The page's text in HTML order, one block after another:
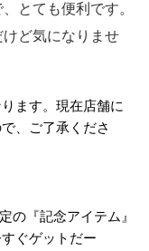
とても便利です。
ど気になりませ
ます。現在店舗に
、ご了承くださ
の『記念アイテム』
ぐゲットだー